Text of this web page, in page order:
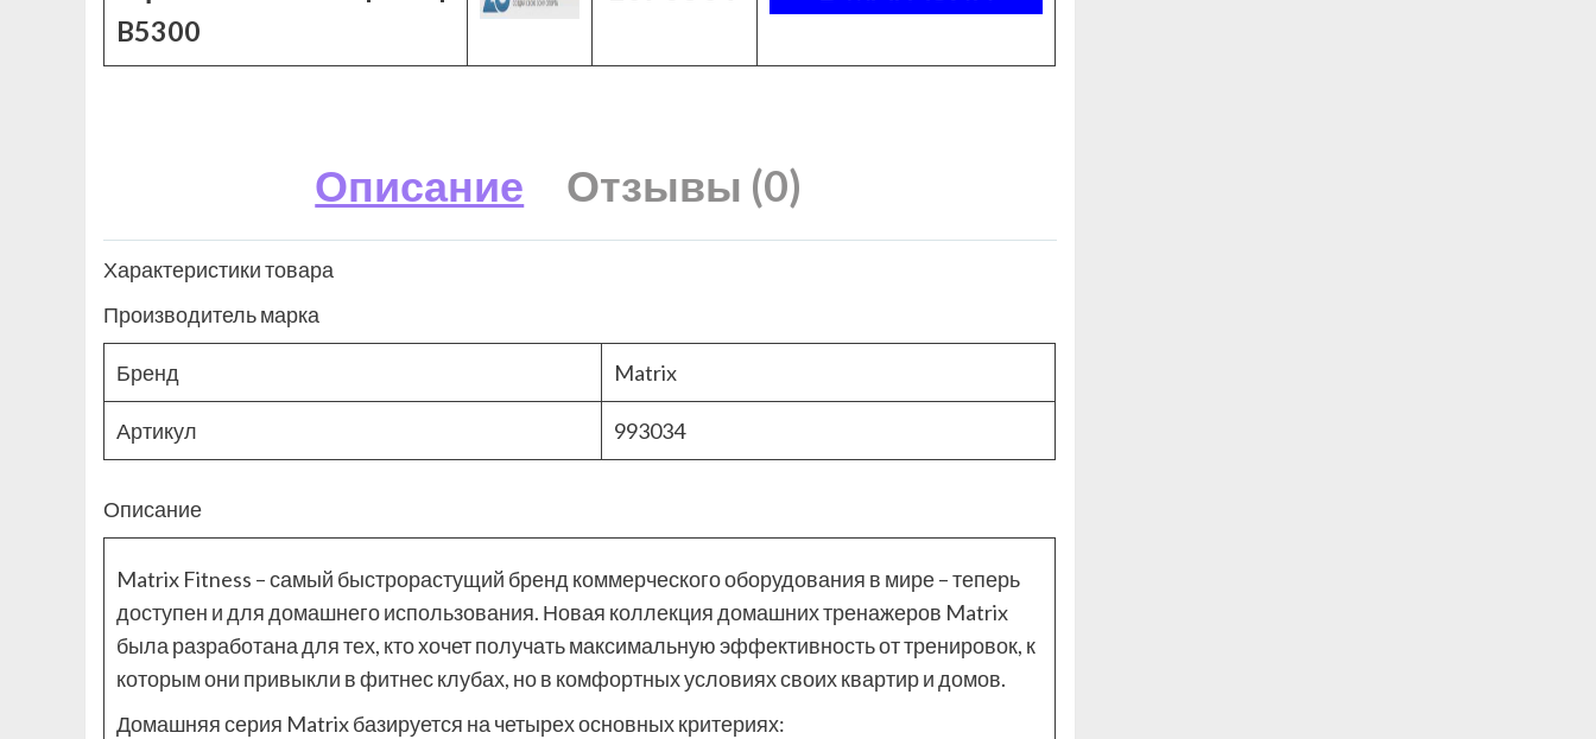
B5300
Описание Отзывы (0)
Характеристики товара
Производитель марка
Бренд Matrix
Артикул 993034
Описание
Matrix Fitness – самый быстрорастущий бренд коммерческого оборудования в мире – теперь
доступен и для домашнего использования. Новая коллекция домашних тренажеров Matrix
была разработана для тех, кто хочет получать максимальную эффективность от тренировок, к
которым они привыкли в фитнес клубах, но в комфортных условиях своих квартир и домов.
Домашняя серия Matrix базируется на четырех основных критериях: